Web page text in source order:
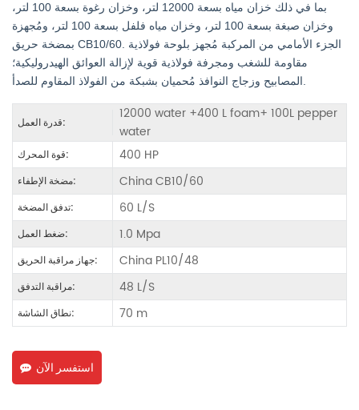
بما في ذلك خزان مياه بسعة 12000 لتر، وخزان رغوة بسعة 100 لتر،
وخزان صبغة بسعة 100 لتر، وخزان مياه فلفل بسعة 100 لتر، ومُجهزة
بمضخة حريق CB10/60. الجزء الأمامي من المركبة مُجهز بلوحة فولاذية
مقاومة للشغب ومجرفة فولاذية قوية لإزالة العوائق الهيدروليكية؛
المصابيح وزجاج النوافذ مُحميان بشبكة من الفولاذ المقاوم للصدأ.
قدرة العمل:
12000 water +400 L foam+ 100L pepper
water
قوة المحرك: 400 HP
مضخة الإطفاء: China CB10/60
تدفق المضخة: 60 L/S
ضغط العمل: 1.0 Mpa
جهاز مراقبة الحريق: China PL10/48
مراقبة التدفق: 48 L/S
نطاق الشاشة: 70 m
استفسر الآن